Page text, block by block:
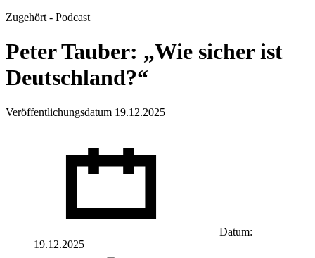
Zugehört - Podcast
Peter Tauber: „Wie sicher ist
Deutschland?“
Veröffentlichungsdatum 19.12.2025
Datum:
19.12.2025